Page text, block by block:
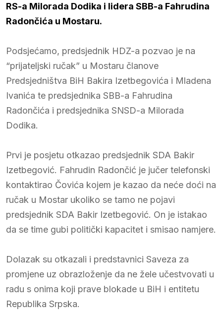
RS-a Milorada Dodika i lidera SBB-a Fahrudina
Radončića u Mostaru.
Podsjećamo, predsjednik HDZ-a pozvao je na
“prijateljski ručak” u Mostaru članove
Predsjedništva BiH Bakira Izetbegovića i Mladena
Ivanića te predsjednika SBB-a Fahrudina
Radončića i predsjednika SNSD-a Milorada
Dodika.
Prvi je posjetu otkazao predsjednik SDA Bakir
Izetbegović. Fahrudin Radončić je jučer telefonski
kontaktirao Čovića kojem je kazao da neće doći na
ručak u Mostar ukoliko se tamo ne pojavi
predsjednik SDA Bakir Izetbegović. On je istakao
da se time gubi politički kapacitet i smisao namjere.
Dolazak su otkazali i predstavnici Saveza za
promjene uz obrazloženje da ne žele učestvovati u
radu s onima koji prave blokade u BiH i entitetu
Republika Srpska.